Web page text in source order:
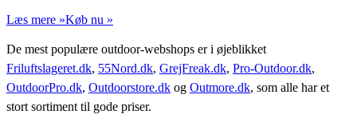
Læs mere »Køb nu »
De mest populære outdoor-webshops er i øjeblikket
Friluftslageret.dk, 55Nord.dk, GrejFreak.dk, Pro-Outdoor.dk,
OutdoorPro.dk, Outdoorstore.dk og Outmore.dk, som alle har et
stort sortiment til gode priser.